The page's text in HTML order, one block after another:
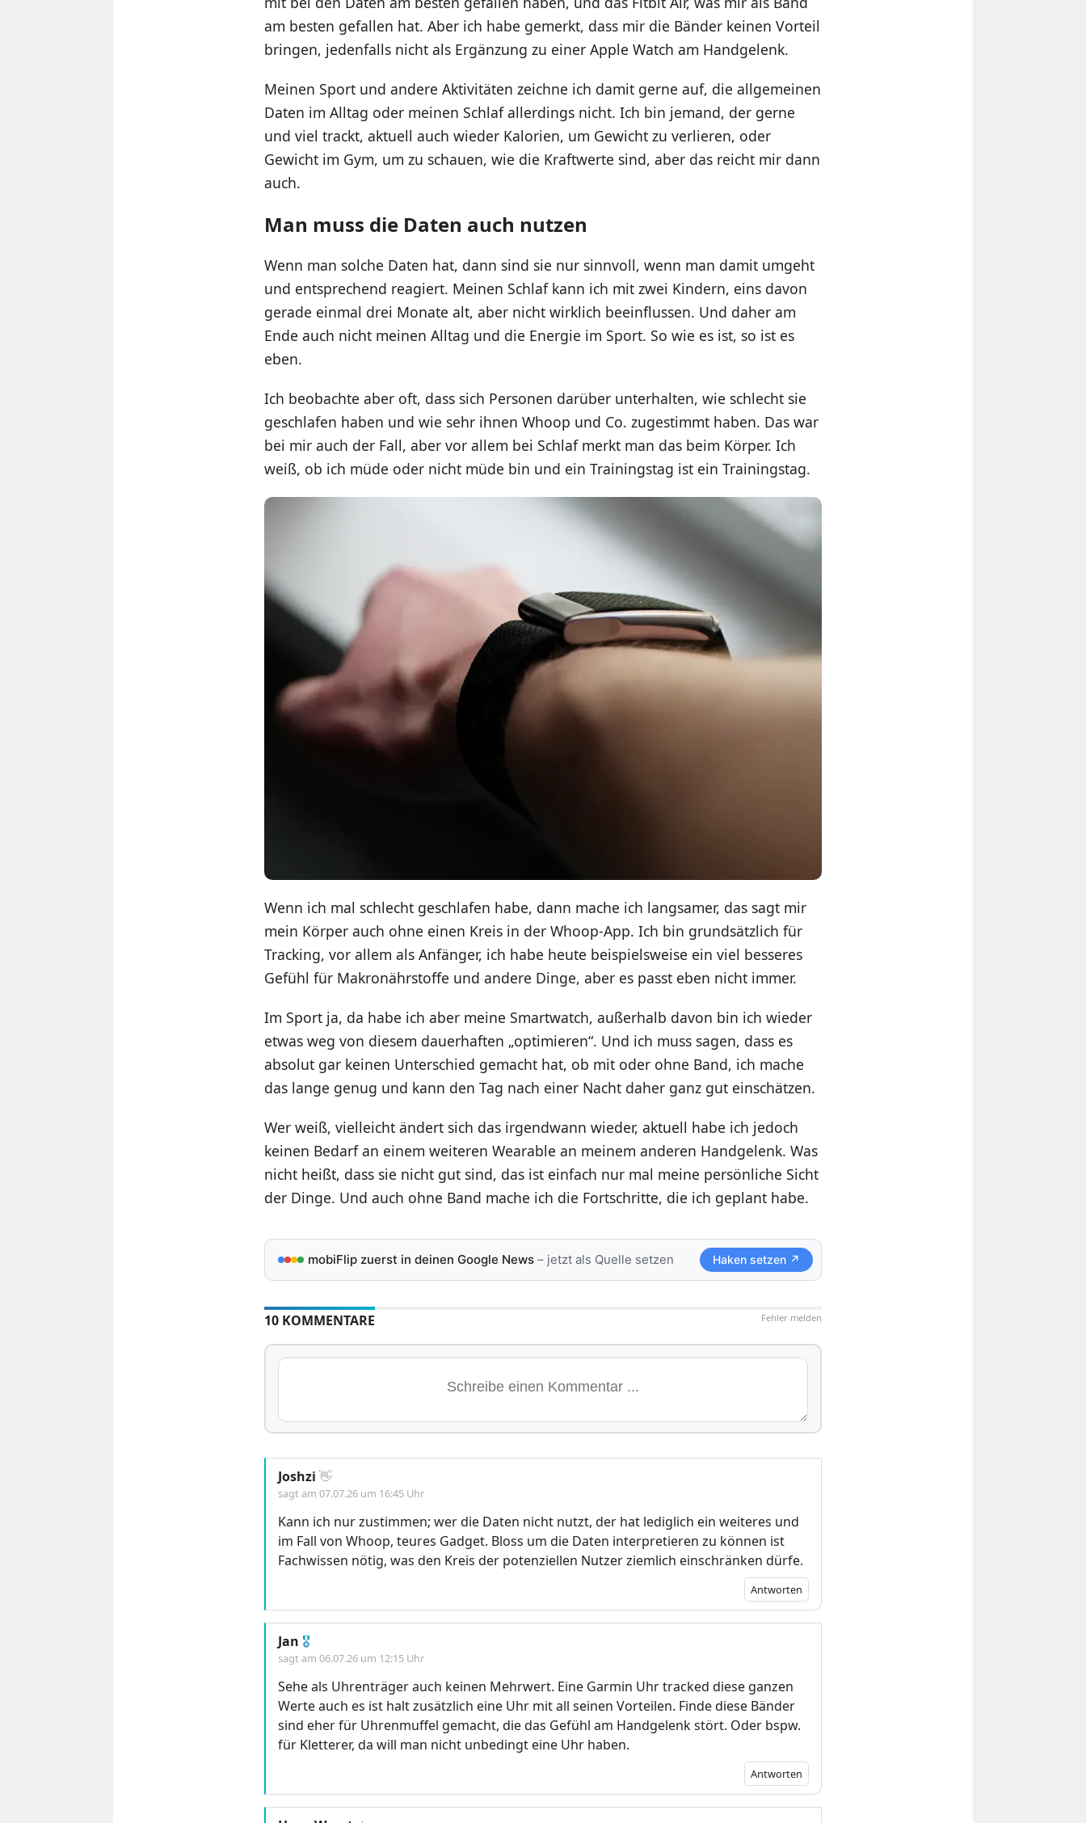
am besten gefallen hat. Aber ich habe gemerkt, dass mir die Bänder keinen Vorteil
bringen, jedenfalls nicht als Ergänzung zu einer Apple Watch am Handgelenk.
Meinen Sport und andere Aktivitäten zeichne ich damit gerne auf, die allgemeinen
Daten im Alltag oder meinen Schlaf allerdings nicht. Ich bin jemand, der gerne
und viel trackt, aktuell auch wieder Kalorien, um Gewicht zu verlieren, oder
Gewicht im Gym, um zu schauen, wie die Kraftwerte sind, aber das reicht mir dann
auch.
Man muss die Daten auch nutzen
Wenn man solche Daten hat, dann sind sie nur sinnvoll, wenn man damit umgeht
und entsprechend reagiert. Meinen Schlaf kann ich mit zwei Kindern, eins davon
gerade einmal drei Monate alt, aber nicht wirklich beeinflussen. Und daher am
Ende auch nicht meinen Alltag und die Energie im Sport. So wie es ist, so ist es
eben.
Ich beobachte aber oft, dass sich Personen darüber unterhalten, wie schlecht sie
geschlafen haben und wie sehr ihnen Whoop und Co. zugestimmt haben. Das war
bei mir auch der Fall, aber vor allem bei Schlaf merkt man das beim Körper. Ich
weiß, ob ich müde oder nicht müde bin und ein Trainingstag ist ein Trainingstag.
Wenn ich mal schlecht geschlafen habe, dann mache ich langsamer, das sagt mir
mein Körper auch ohne einen Kreis in der Whoop-App. Ich bin grundsätzlich für
Tracking, vor allem als Anfänger, ich habe heute beispielsweise ein viel besseres
Gefühl für Makronährstoffe und andere Dinge, aber es passt eben nicht immer.
Im Sport ja, da habe ich aber meine Smartwatch, außerhalb davon bin ich wieder
etwas weg von diesem dauerhaften „optimieren“. Und ich muss sagen, dass es
absolut gar keinen Unterschied gemacht hat, ob mit oder ohne Band, ich mache
das lange genug und kann den Tag nach einer Nacht daher ganz gut einschätzen.
Wer weiß, vielleicht ändert sich das irgendwann wieder, aktuell habe ich jedoch
keinen Bedarf an einem weiteren Wearable an meinem anderen Handgelenk. Was
nicht heißt, dass sie nicht gut sind, das ist einfach nur mal meine persönliche Sicht
der Dinge. Und auch ohne Band mache ich die Fortschritte, die ich geplant habe.
mobiFlip zuerst in deinen Google News– jetzt als Quelle setzen Haken setzen ↗
Fehler melden
10 KOMMENTARE
Joshzi 👋
sagt am 07.07.26 um 16:45 Uhr
Kann ich nur zustimmen; wer die Daten nicht nutzt, der hat lediglich ein weiteres und
im Fall von Whoop, teures Gadget. Bloss um die Daten interpretieren zu können ist
Fachwissen nötig, was den Kreis der potenziellen Nutzer ziemlich einschränken dürfe.
Antworten
Jan 🎖
sagt am 06.07.26 um 12:15 Uhr
Sehe als Uhrenträger auch keinen Mehrwert. Eine Garmin Uhr tracked diese ganzen
Werte auch es ist halt zusätzlich eine Uhr mit all seinen Vorteilen. Finde diese Bänder
sind eher für Uhrenmuffel gemacht, die das Gefühl am Handgelenk stört. Oder bspw.
für Kletterer, da will man nicht unbedingt eine Uhr haben.
Antworten